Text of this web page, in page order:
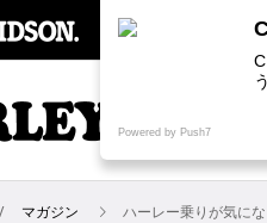
SPECIAL
マガジン ハーレー乗りが気に
Powered by Push7